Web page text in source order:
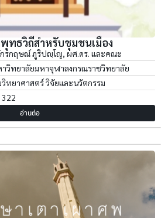
พุทธวิถีสำหรับชุมชนเมือง
รกฤษณ์ ภูริปญฺโญ, ผศ.ดร. และคณะ
วิทยาลัยมหาจุฬาลงกรณราชวิทยาลัย
ทยาศาสตร์ วิจัยและนวัตกรรม
322
อ่านต่อ